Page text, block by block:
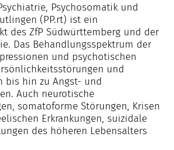
Psychosomatik und
(PP.rt) ist ein
des ZfP Südwürttemberg und der
Das Behandlungsspektrum der
und psychotischen
und
bis hin zu Angst- und
Auch neurotische
somatoforme Störungen, Krisen
Erkrankungen, suizidale
des höheren Lebensalters